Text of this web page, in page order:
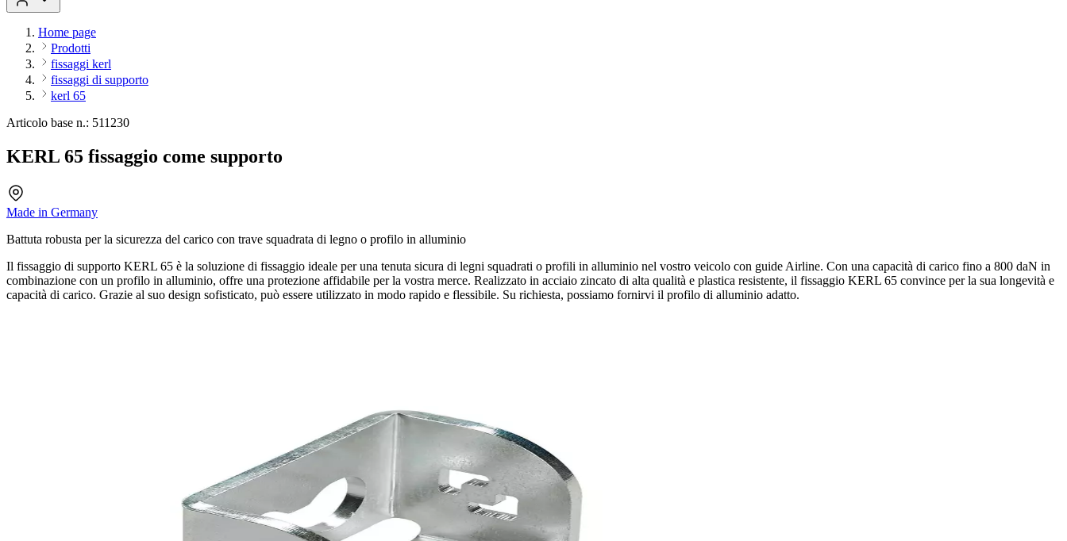
Home page
Prodotti
fissaggi kerl
fissaggi di supporto
kerl 65
Articolo base n.: 511230
KERL 65 fissaggio come supporto
Made in Germany
Battuta robusta per la sicurezza del carico con trave squadrata di legno o profilo in alluminio
Il fissaggio di supporto KERL 65 è la soluzione di fissaggio ideale per una tenuta sicura di legni squadrati o profili in alluminio nel vostro veicolo con guide Airline. Con una capacità di carico fino a 800 daN in
combinazione con un profilo in alluminio, offre una protezione affidabile per la vostra merce. Realizzato in acciaio zincato di alta qualità e plastica resistente, il fissaggio KERL 65 convince per la sua longevità e
capacità di carico. Grazie al suo design sofisticato, può essere utilizzato in modo rapido e flessibile. Su richiesta, possiamo fornirvi il profilo di alluminio adatto.